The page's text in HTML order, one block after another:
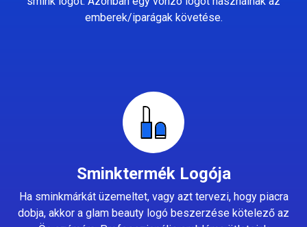
emberek/iparágak követése.
Sminktermék Logója
Ha sminkmárkát üzemeltet, vagy azt tervezi, hogy piacra
dobja, akkor a glam beauty logó beszerzése kötelező az